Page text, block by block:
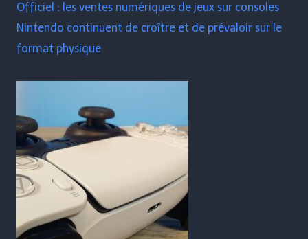
Officiel : les ventes numériques de jeux sur consoles
Nintendo continuent de croître et de prévaloir sur le
format physique